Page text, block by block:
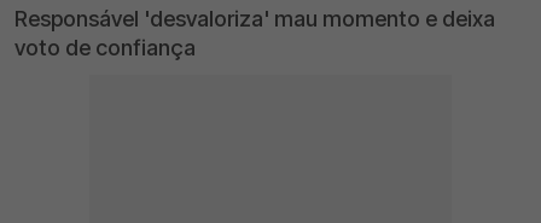
Responsável 'desvaloriza' mau momento e deixa
voto de confiança